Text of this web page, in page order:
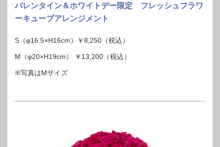
バレンタイン＆ホワイトデー限定 フレッシュフラワ
ーキューブアレンジメント
S（φ16.5×H16cm）￥8,250（税込）
M（φ20×H19cm） ￥13,200（税込）
※写真はMサイズ